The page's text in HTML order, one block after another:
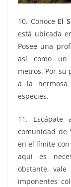
10. Conoce El
está ubicada
Posee una
así como un
metros. Por su
a la hermosa
especies.
11.
comunidad de
en el límite con
aquí es
obstante,
imponentes